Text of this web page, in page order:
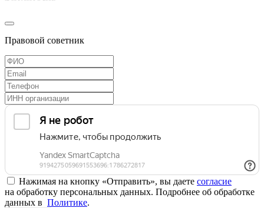
Правовой советник
Нажимая на кнопку «Отправить», вы даете согласие
на обработку персональных данных. Подробнее об обработке
данных в Политике.